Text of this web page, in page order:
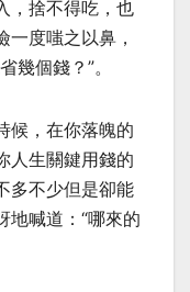
，捨不得吃，也
度嗤之以鼻，
幾個錢？”。
候，在你落魄的
人生關鍵用錢的
多不少但是卻能
地喊道：“哪來的